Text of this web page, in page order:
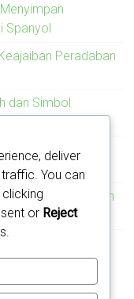
Spanyol
Peradaban
dan Simbol
Mengukir Kejayaan
deliver
You can
or Reject